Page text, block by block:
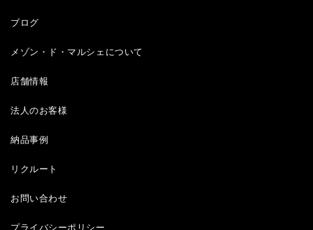
ブログ
メゾン・ド・マルシェについて
店舗情報
法人のお客様
納品事例
リクルート
お問い合わせ
プライバシーポリシー